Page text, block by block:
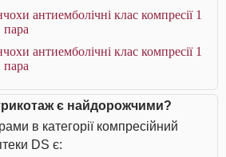
антиемболічні клас компресії 1
пара
антиемболічні клас компресії 1
пара
є найдорожчими?
в категорії компресійний
DS є: